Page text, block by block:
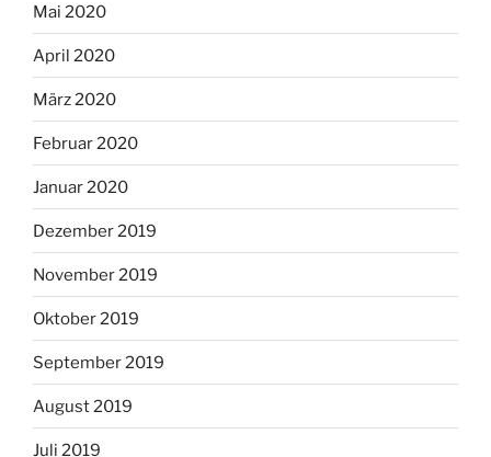
Mai 2020
April 2020
März 2020
Februar 2020
Januar 2020
Dezember 2019
November 2019
Oktober 2019
September 2019
August 2019
Juli 2019